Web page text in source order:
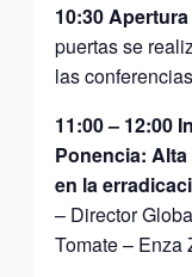
10:30
puertas se
las
11:00– 12:00
Ponencia:
en la
– Director
Tomate – Enza